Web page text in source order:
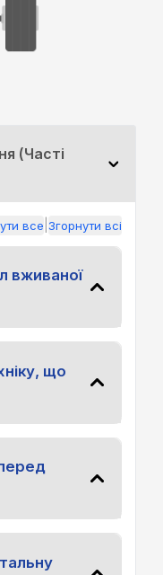
(Часті
все Згорнути всі
вживаної
що